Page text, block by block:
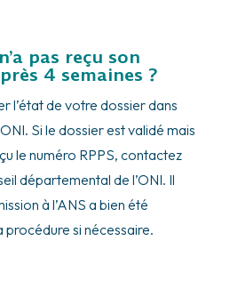
pas reçu son
4 semaines ?
l’état de votre dossier dans
Si le dossier est validé mais
le numéro RPPS, contactez
départemental de l’ONI. Il
à l’ANS a bien été
si nécessaire.